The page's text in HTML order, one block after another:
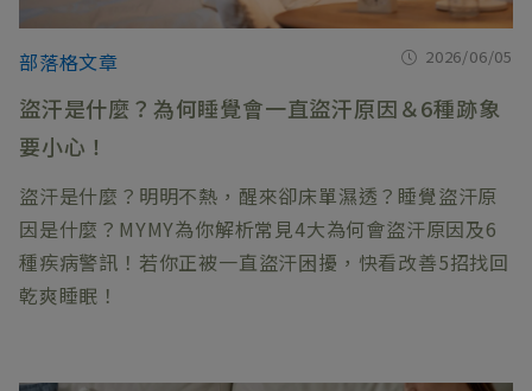
部落格文章 2026/06/05
盜汗是什麼？為何睡覺會一直盜汗原因＆6種跡象
要小心！
盜汗是什麼？明明不熱，醒來卻床單濕透？睡覺盜汗原
因是什麼？MYMY為你解析常見4大為何會盜汗原因及6
種疾病警訊！若你正被一直盜汗困擾，快看改善5招找回
乾爽睡眠！